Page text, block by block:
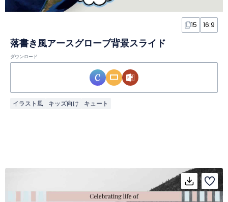
15 16:9
落書き風アースグローブ背景スライド
ダウンロード
イラスト風 キッズ向け キュート